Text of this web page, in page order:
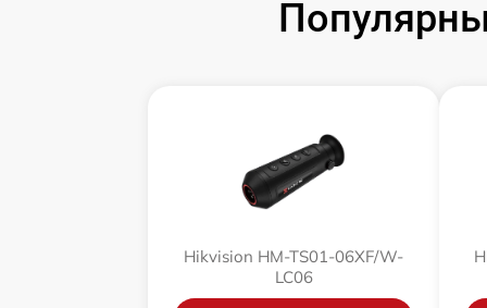
Прошивка (Обновление ПО)
Ремонт платы управления
Восстановление после попадания влаги
Hikvision HM-TS01-06XF/W-
LC06